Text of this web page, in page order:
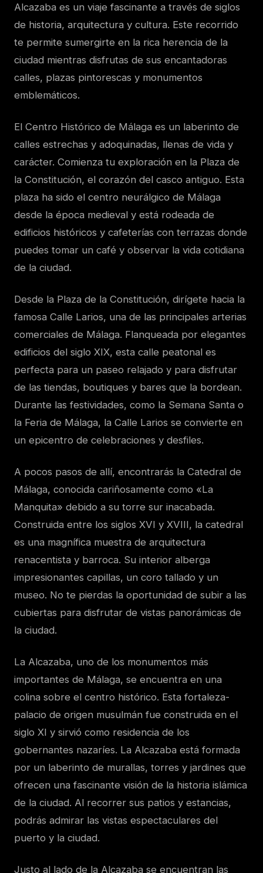
Alcazaba es un viaje fascinante a través de siglos
de historia, arquitectura y cultura. Este recorrido
te permite sumergirte en la rica herencia de la
ciudad mientras disfrutas de sus encantadoras
calles, plazas pintorescas y monumentos
emblemáticos.
El Centro Histórico de Málaga es un laberinto de
calles estrechas y adoquinadas, llenas de vida y
carácter. Comienza tu exploración en la Plaza de
la Constitución, el corazón del casco antiguo. Esta
plaza ha sido el centro neurálgico de Málaga
desde la época medieval y está rodeada de
edificios históricos y cafeterías con terrazas donde
puedes tomar un café y observar la vida cotidiana
de la ciudad.
Desde la Plaza de la Constitución, dirígete hacia la
famosa Calle Larios, una de las principales arterias
comerciales de Málaga. Flanqueada por elegantes
edificios del siglo XIX, esta calle peatonal es
perfecta para un paseo relajado y para disfrutar
de las tiendas, boutiques y bares que la bordean.
Durante las festividades, como la Semana Santa o
la Feria de Málaga, la Calle Larios se convierte en
un epicentro de celebraciones y desfiles.
A pocos pasos de allí, encontrarás la Catedral de
Málaga, conocida cariñosamente como «La
Manquita» debido a su torre sur inacabada.
Construida entre los siglos XVI y XVIII, la catedral
es una magnífica muestra de arquitectura
renacentista y barroca. Su interior alberga
impresionantes capillas, un coro tallado y un
museo. No te pierdas la oportunidad de subir a las
cubiertas para disfrutar de vistas panorámicas de
la ciudad.
La Alcazaba, uno de los monumentos más
importantes de Málaga, se encuentra en una
colina sobre el centro histórico. Esta fortaleza-
palacio de origen musulmán fue construida en el
siglo XI y sirvió como residencia de los
gobernantes nazaríes. La Alcazaba está formada
por un laberinto de murallas, torres y jardines que
ofrecen una fascinante visión de la historia islámica
de la ciudad. Al recorrer sus patios y estancias,
podrás admirar las vistas espectaculares del
puerto y la ciudad.
Justo al lado de la Alcazaba se encuentran las